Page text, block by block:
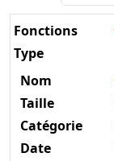
Fonctions
Type
Nom
Taille
Catégorie
Date